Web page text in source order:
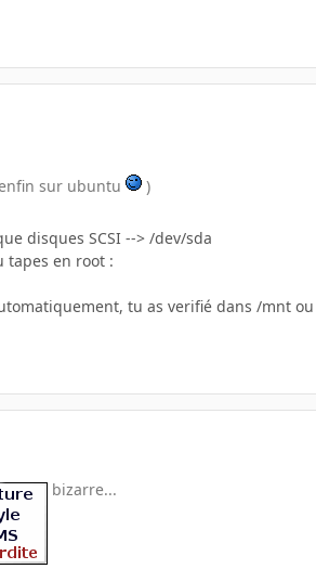
sur ubuntu
)
disques SCSI --> /dev/sda
tapes en root :
tu as verifié dans /mnt ou
bizarre...